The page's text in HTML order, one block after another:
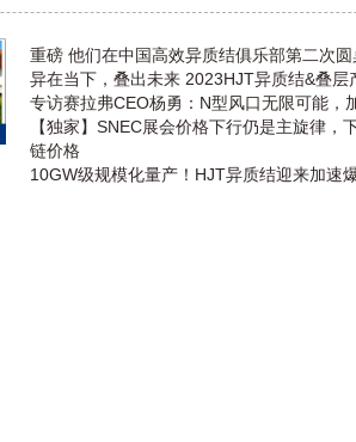
重磅 他们在中国高效异质结俱乐部第二次
异在当下，叠出未来 2023HJT异质结&叠层
专访赛拉弗CEO杨勇：N型风口无限可能，
【独家】SNEC展会价格下行仍是主旋律，
链价格
10GW级规模化量产！HJT异质结迎来加速